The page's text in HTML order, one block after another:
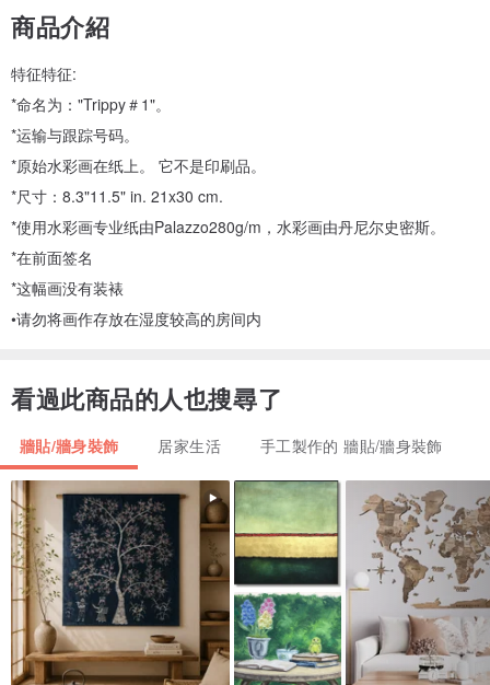
商品介紹
特征特征:
*命名为："Trippy＃1"。
*运输与跟踪号码。
*原始水彩画在纸上。 它不是印刷品。
*尺寸：8.3"11.5" in. 21x30 cm.
*使用水彩画专业纸由Palazzo280g/m，水彩画由丹尼尔史密斯。
*在前面签名
*这幅画没有装裱
•请勿将画作存放在湿度较高的房间内
看過此商品的人也搜尋了
牆貼/牆身裝飾 居家生活 手工製作的 牆貼/牆身裝飾